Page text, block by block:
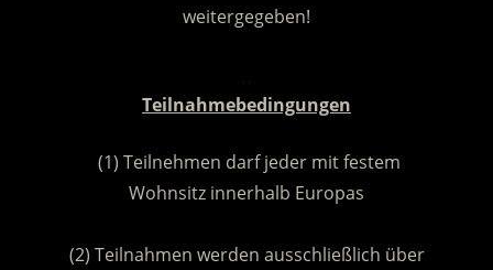
weitergegeben!
Teilnahmebedingungen
(1) Teilnehmen darf jeder mit festem
Wohnsitz innerhalb Europas
(2) Teilnahmen werden ausschließlich über